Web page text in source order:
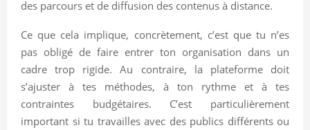
des parcours et de diffusion des contenus à distance.
Ce que cela implique, concrètement, c’est que tu n’es
pas obligé de faire entrer ton organisation dans un
cadre trop rigide. Au contraire, la plateforme doit
s’ajuster à tes méthodes, à ton rythme et à tes
contraintes budgétaires. C’est particulièrement
important si tu travailles avec des publics différents ou